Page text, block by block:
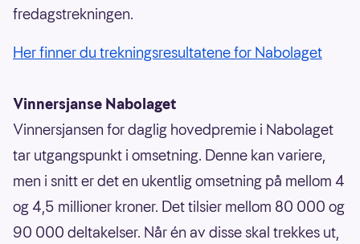
fredagstrekningen.
Her finner du trekningsresultatene for Nabolaget
Vinnersjanse Nabolaget
Vinnersjansen for daglig hovedpremie i Nabolaget
tar utgangspunkt i omsetning. Denne kan variere,
men i snitt er det en ukentlig omsetning på mellom 4
og 4,5 millioner kroner. Det tilsier mellom 80 000 og
90 000 deltakelser. Når én av disse skal trekkes ut,